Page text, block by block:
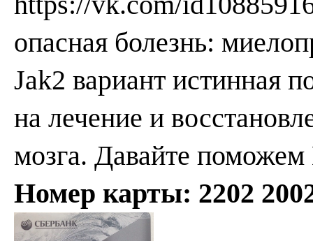
опасная болезнь:
Jak2 вариант истинная
на лечение и
мозга. Давайте
Номер карты: 2202